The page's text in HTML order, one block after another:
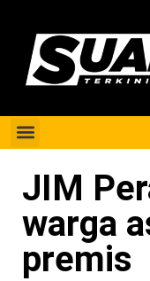
JIM
warga
premis